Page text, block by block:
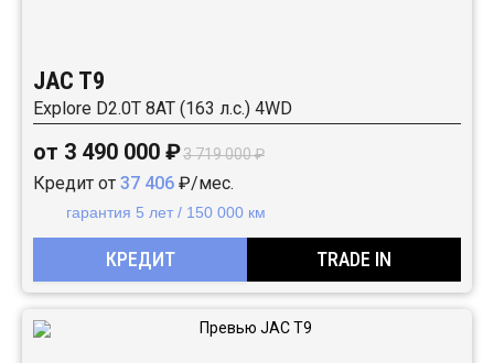
JAC T9
Explore D2.0T 8AT (163 л.с.) 4WD
от 3 490 000 ₽3 719 000 ₽
Кредит от 37 406 ₽/мес.
гарантия 5 лет / 150 000 км
КРЕДИТ TRADE IN